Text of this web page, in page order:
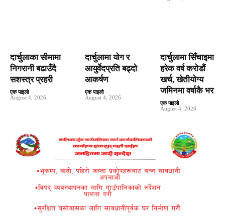
दार्चुलाका सीमामा
निगरानी बढाउँदै
सशस्त्र प्रहरी
एक पाइलो -
August 4, 2026
दार्चुलामा योग र
आयुर्वेदप्रति बढ्दो
आकर्षण
एक पाइलो -
August 4, 2026
दार्चुलामा सिँचाइमा
हरेक वर्ष कराेडाैं
खर्च, खेतीयोग्य
जमिनमा वर्षाकै भर
एक पाइलो -
August 4, 2026